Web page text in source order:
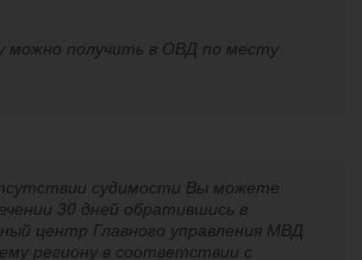
можно получить в ОВД по месту
судимости Вы можете
30 дней обратившись в
центр Главного управления МВД
региону в соответствии с